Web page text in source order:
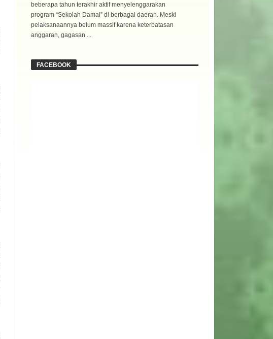
beberapa tahun terakhir aktif menyelenggarakan
program “Sekolah Damai” di berbagai daerah. Meski
pelaksanaannya belum massif karena keterbatasan
anggaran, gagasan ...
FACEBOOK